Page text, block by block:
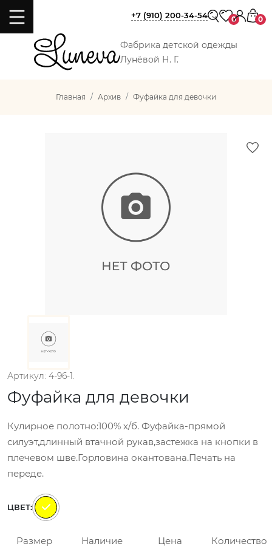
Фабрика детской одежды
Лунёвой Н. Г.
+7 (910) 200-34-54 0 0
Главная Архив Фуфайка для девочки
Артикул: 4-96-1.
Фуфайка для девочки
Кулирное полотно:100% х/б. Фуфайка-прямой
силуэт,длинный втачной рукав,застежка на кнопки в
плечевом шве.Горловина окантована.Печать на
переде.
ЦВЕТ:
Размер Наличие Цена Количество